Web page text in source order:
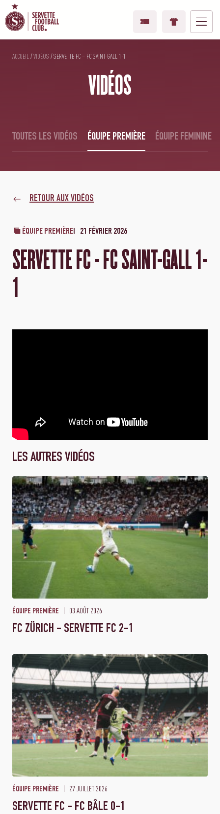
ACCUEIL /VIDÉOS /SERVETTE FC – FC SAINT-GALL 1-1
VIDÉOS
TOUTES LES VIDÉOS ÉQUIPE PREMIÈRE ÉQUIPE FEMININE
RETOUR AUX VIDÉOS
ÉQUIPE PREMIÈRE 21 FÉVRIER 2026
SERVETTE FC - FC SAINT-GALL 1-
1
LES AUTRES VIDÉOS
ÉQUIPE PREMIÈRE 03 AOÛT 2026
FC ZÜRICH - SERVETTE FC 2-1
ÉQUIPE PREMIÈRE 27 JUILLET 2026
SERVETTE FC - FC BÂLE 0-1